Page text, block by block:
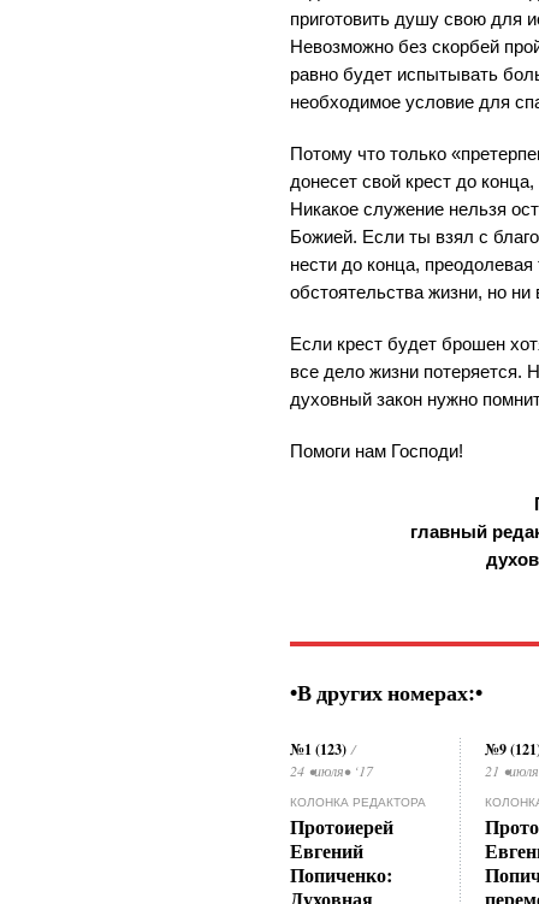
приготовить душу свою для
Невозможно без скорбей
равно будет испытывать
необходимое условие для
Потому что только
донесет свой крест до
Никакое служение нельзя
Божией. Если ты взял с
нести до конца,
обстоятельства жизни, но
Если крест будет брошен
все дело жизни потеряется.
духовный закон нужно
Помоги нам Господи!
главный
•В других номерах:•
№1 (123) /
24 •июля• ‘17
КОЛОНКА РЕДАКТОРА
Протоиерей
Евгений
Попиченко:
№9
21